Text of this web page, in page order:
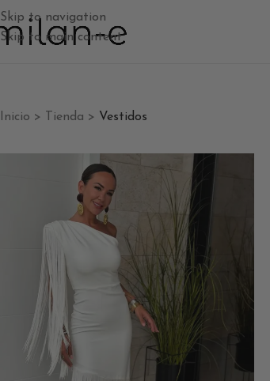
Skip to navigation
Skip to main content
Inicio > Tienda > Vestidos